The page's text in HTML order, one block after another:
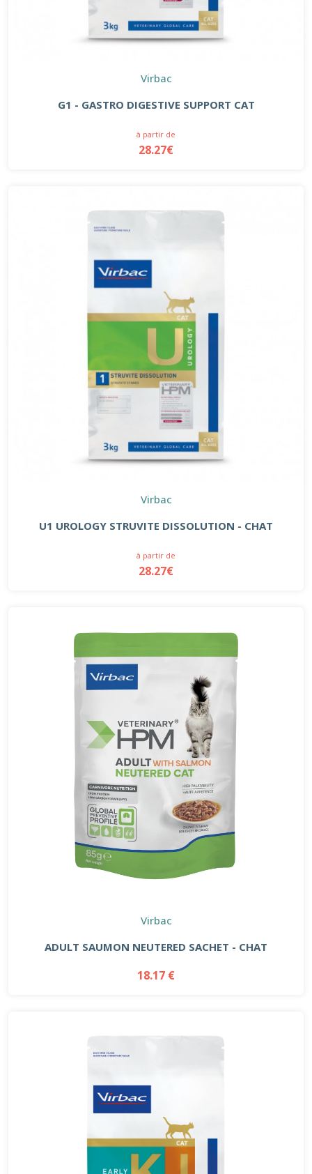
Virbac
G1 - GASTRO DIGESTIVE SUPPORT CAT
à partir de
28.27€
Virbac
U1 UROLOGY STRUVITE DISSOLUTION - CHAT
à partir de
28.27€
Virbac
ADULT SAUMON NEUTERED SACHET - CHAT
18.17 €